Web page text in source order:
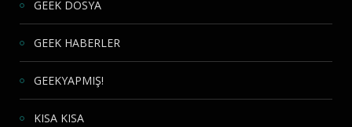
GEEK DOSYA
GEEK HABERLER
GEEKYAPMIŞ!
KISA KISA